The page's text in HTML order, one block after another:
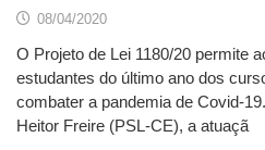
08/04/2020
O Projeto de Lei 1180/20 permite
estudantes do último ano dos
combater a pandemia de Covid-
Heitor Freire (PSL-CE), a atuaçã